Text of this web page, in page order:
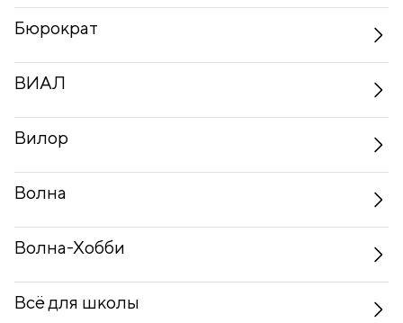
Бюрократ
ВИАЛ
Вилор
Волна
Волна-Хобби
Всё для школы